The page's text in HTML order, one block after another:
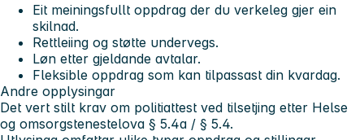
Eit meiningsfullt oppdrag der du verkeleg gjer ein
skilnad.
Rettleiing og støtte undervegs.
Løn etter gjeldande avtalar.
Fleksible oppdrag som kan tilpassast din kvardag.
Andre opplysingar
Det vert stilt krav om politiattest ved tilsetjing etter Helse
og omsorgstenestelova § 5.4a / § 5.4.